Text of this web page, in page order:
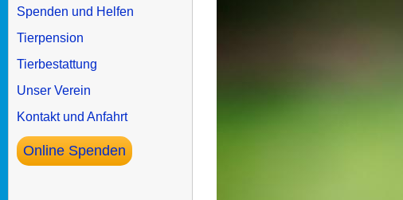
Spenden und Helfen
Tierpension
Tierbestattung
Unser Verein
Kontakt und Anfahrt
Online Spenden